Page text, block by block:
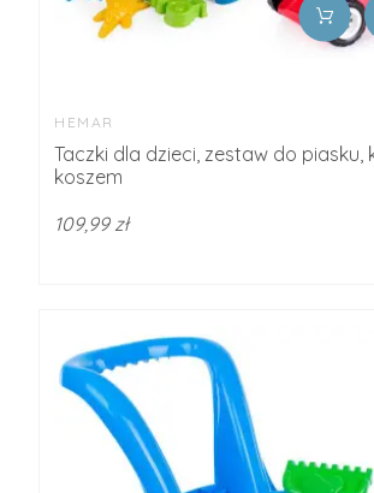
HEMAR
Taczki dla dzieci, zestaw do piasku,
koszem
109,99 zł